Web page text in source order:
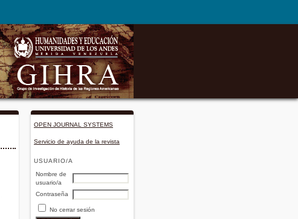
OPEN JOURNAL SYSTEMS
Servicio de ayuda de la revista
USUARIO/A
Nombre de
usuario/a
Contraseña
No cerrar sesión